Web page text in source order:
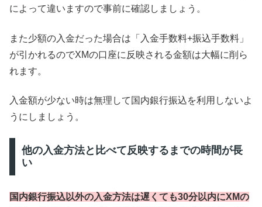
によって違いますので事前に確認しましょう。
また少額の入金だった場合は「入金手数料+振込手数料」
が引かれるのでXMの口座に反映される金額は大幅に削ら
れます。
入金額が少ない時は無理して国内銀行振込を利用しないよ
うにしましょう。
他の入金方法と比べて反映するまでの時間が長
い
国内銀行振込以外の入金方法は遅くても30分以内にXMの